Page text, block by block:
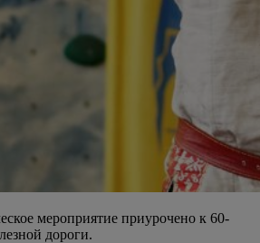
мероприятие приурочено к 60-
дороги.